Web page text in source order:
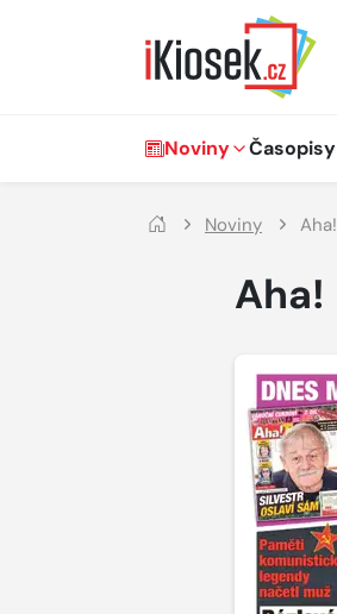
Hlavní navigace
Noviny Časopisy
Noviny Aha!
Aha!